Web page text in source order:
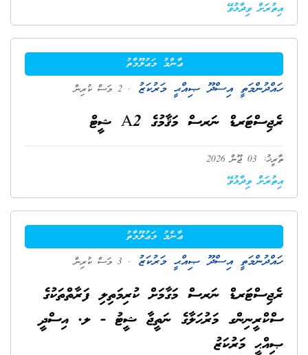
އިތުރަށް ވިދާޅުވޭ
ޢާންމު މަޢުލޫމާތު
ހައްދުންމަތީ އިސްދޫ ޞިއްޙީ މަރުކަޒު . 2 މަސް ކުރިން
ރެޖިސްޓަރޑް ނަރސް މަޤާމުގެ A2 ޝީޓް
ތާރީޚު: 03 ޖޫން 2026
އިތުރަށް ވިދާޅުވޭ
ޢާންމު މަޢުލޫމާތު
ހައްދުންމަތީ އިސްދޫ ޞިއްޙީ މަރުކަޒު . 3 މަސް ކުރިން
ރެޖިސްޓަރޑް ނަރސް މަގާމަށް ކުރިމަތިލި ފަރާތްތަކުގެ
ސްކްރީނިންގ މަރުޙަލާގެ ނަތީޖާ ޝީޓު - ލ. އިސްދީ
ޞިއްޙީ މަރުކަޒު